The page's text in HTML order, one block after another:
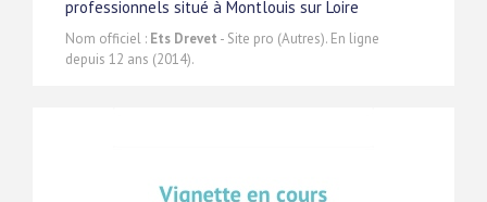
professionnels situé à Montlouis sur Loire
Nom officiel : Ets Drevet - Site pro (Autres). En ligne
depuis 12 ans (2014).